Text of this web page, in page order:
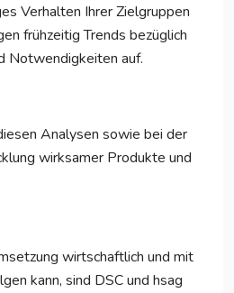
Verhalten Ihrer Zielgruppen
frühzeitig Trends bezüglich
Notwendigkeiten auf.
Analysen sowie bei der
wirksamer Produkte und
wirtschaftlich und mit
kann, sind DSC und hsag